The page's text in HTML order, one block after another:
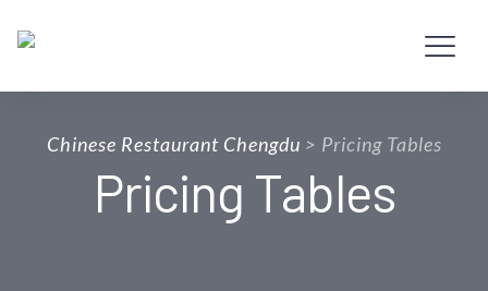
Chinese Restaurant Chengdu > Pricing Tables
Pricing Tables